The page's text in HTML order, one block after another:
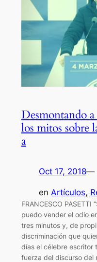
Desmontando
los mitos sobre
a
Oct 17, 2018—
en Artículos,
FRANCESCO
puedo vender el odio
tres minutos y, de
discriminación que
días el célebre escritor
fuerza del discurso del